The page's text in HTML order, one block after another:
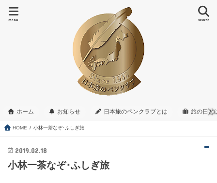
search
menu
ホーム お知らせ 日本旅のペンクラブとは 旅の日と
HOME 小林一茶なぞ･ふしぎ旅
2019.02.18
小林一茶なぞ･ふしぎ旅